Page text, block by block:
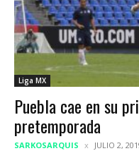
Liga MX
Puebla cae en su
pretemporada
SARKOSARQUIS JULIO 2,